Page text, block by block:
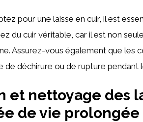
pour une laisse en cuir, il est
du cuir véritable, car il est non
Assurez-vous également que
de déchirure ou de rupture pendant
et nettoyage des
de vie prolongée